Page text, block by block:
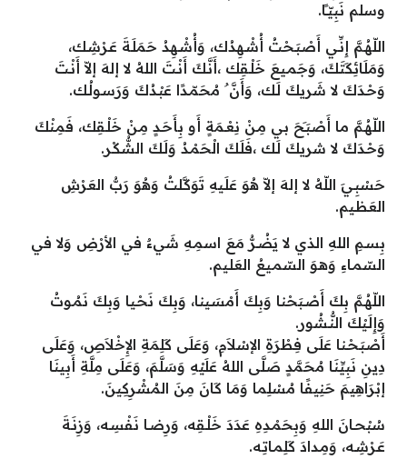
وسلم نَبِيّـًا.
اللّهُـمَّ إِنِّـي أَصْبَـحْتُ أُشْـهِدُك، وَأُشْـهِدُ حَمَلَـةَ عَـرْشِـك،
وَمَلَائِكَتَكَ، وَجَمـيعَ خَلْـقِك ،أَنَّـكَ أَنْـتَ اللهُ لا إلهَ إلاّ أَنْـتَ
وَحْـدَكَ لا شَريكَ لَـك، وَأَنَّ ُ مُحَمّـدًا عَبْـدُكَ وَرَسـولُـك.
اللّهُـمَّ ما أَصْبَـَحَ بي مِـنْ نِعْـمَةٍ أَو بِأَحَـدٍ مِـنْ خَلْـقِك، فَمِـنْكَ
وَحْـدَكَ لا شريكَ لَـك ،فَلَـكَ الْحَمْـدُ وَلَـكَ الشُّكْـر.
حَسْبِـيَ اللّهُ لا إلهَ إلاّ هُوَ عَلَـيهِ تَوَكَّـلتُ وَهُوَ رَبُّ العَرْشِ
العَظـيم.
بِسـمِ اللهِ الذي لا يَضُـرُّ مَعَ اسمِـهِ شَيءٌ في الأرْضِ وَلا في
السّمـاءِ وَهـوَ السّمـيعُ العَلـيم.
اللّهُـمَّ بِكَ أَصْـبَحْنا وَبِكَ أَمْسَـينا، وَبِكَ نَحْـيا وَبِكَ نَمُـوتُ
وَإِلَـيْكَ النُّـشُور.
أَصْبَـحْـنا عَلَى فِطْرَةِ الإسْلاَمِ، وَعَلَى كَلِمَةِ الإِخْلاَصِ، وَعَلَى
دِينِ نَبِيِّنَا مُحَمَّدٍ صَلَّى اللهُ عَلَيْهِ وَسَلَّمَ، وَعَلَى مِلَّةِ أَبِينَا
إبْرَاهِيمَ حَنِيفًا مُسْلِما وَمَا كَانَ مِنَ المُشْرِكِينَ.
سُبْحـانَ اللهِ وَبِحَمْـدِهِ عَدَدَ خَلْـقِه، وَرِضـا نَفْسِـه، وَزِنَـةَ
عَـرْشِـه، وَمِـدادَ كَلِمـاتِـه.